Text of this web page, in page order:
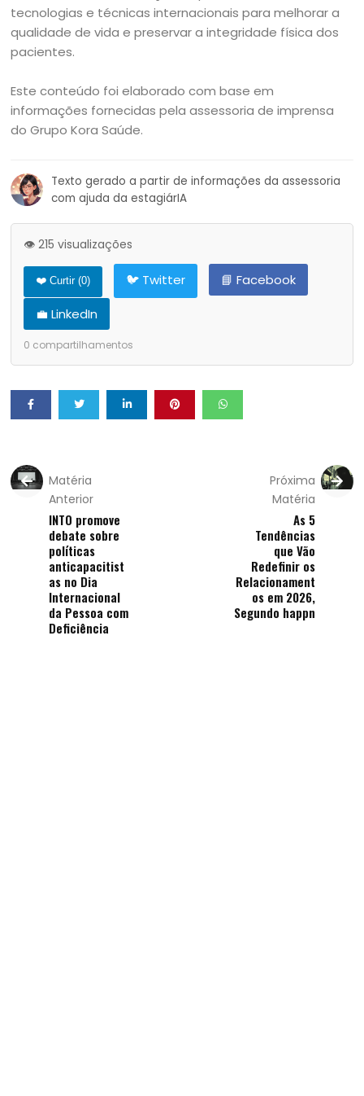
tecnologias e técnicas internacionais para melhorar a
qualidade de vida e preservar a integridade física dos
pacientes.
Este conteúdo foi elaborado com base em
informações fornecidas pela assessoria de imprensa
do Grupo Kora Saúde.
Texto gerado a partir de informações da assessoria
com ajuda da estagiárIA
👁️ 215 visualizações
❤️ Curtir (0) 🐦 Twitter
📘 Facebook
💼 LinkedIn
0 compartilhamentos
Matéria
Anterior
INTO promove
debate sobre
políticas
anticapacitist
as no Dia
Internacional
da Pessoa com
Deficiência
Próxima
Matéria
As 5
Tendências
que Vão
Redefinir os
Relacionament
os em 2026,
Segundo happn